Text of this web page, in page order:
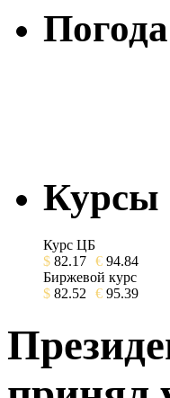
Погода
Курсы
Курс ЦБ
$ 82.17 € 94.84
Биржевой курс
$ 82.52 € 95.39